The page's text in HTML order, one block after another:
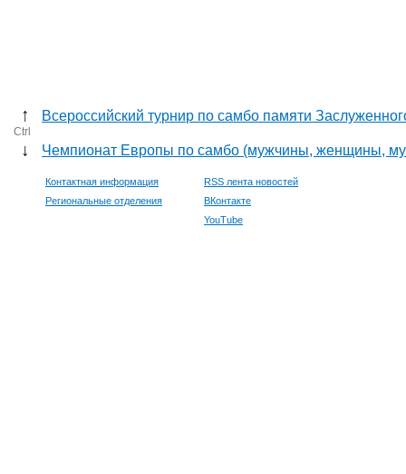
↑ Всероссийский турнир по самбо памяти
Ctrl
↓ Чемпионат Европы по самбо (мужчины, женщины,
Контактная информация
Региональные отделения
RSS лента новостей
ВКонтакте
YouTube